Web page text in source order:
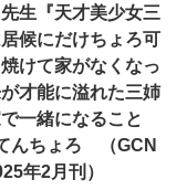
生『天才美少女三
候にだけちょろ可
けて家がなくなっ
才能に溢れた三姉
一緒になること
んちょろ （GCN
年2月刊）